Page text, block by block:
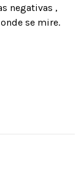
negativas ,
se mire.